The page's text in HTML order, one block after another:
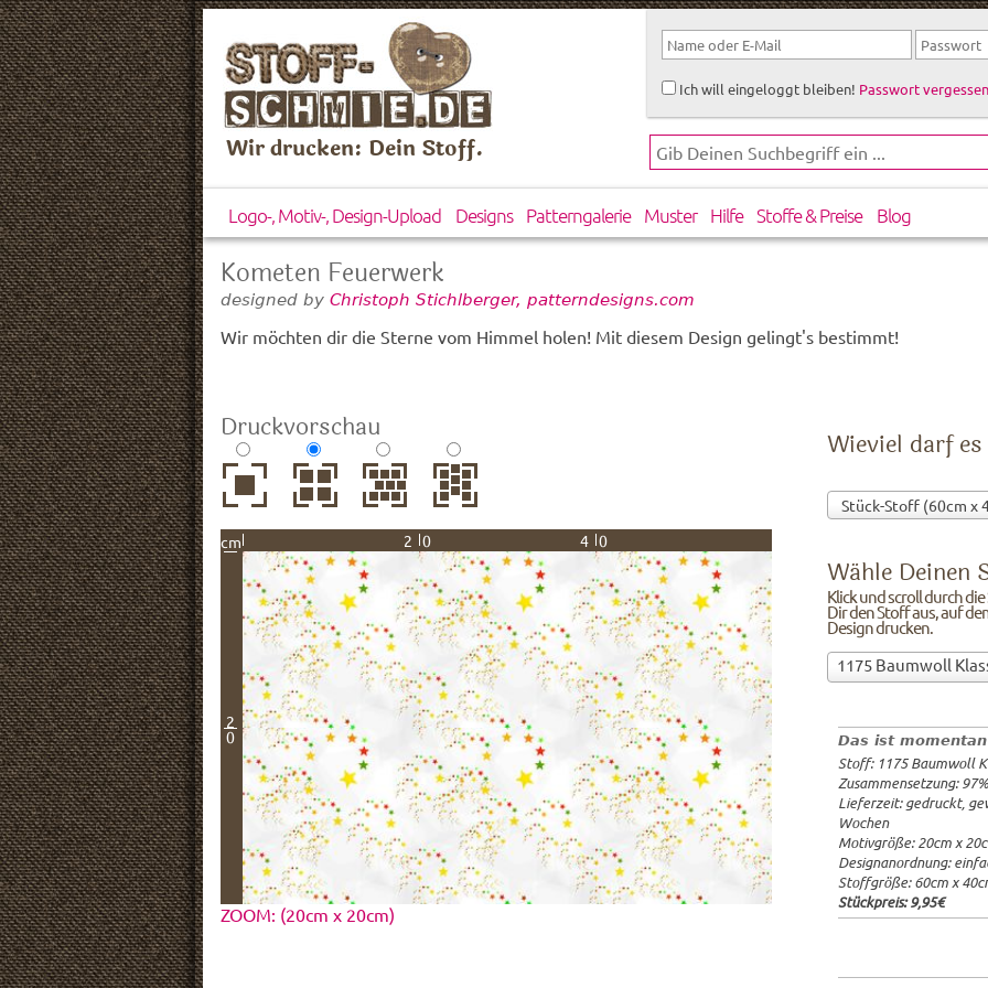
Wir drucken: Dein Stoff.
Ich will eingeloggt bleiben! Passwort
Logo-, Motiv-, Design-Upload Designs Patterngalerie Muster Hilfe Stoffe & Preise Blog
Kometen Feuerwerk
designed by Christoph Stichlberger, patterndesigns.com
Wir möchten dir die Sterne vom Himmel holen! Mit diesem Design gelingt's bestimmt!
Das ist
Stoff: 1175 Baumwoll
Zusammensetzung:
Lieferzeit: gedruckt,
Wochen
Motivgröße: 20cm x
Designanordnung:
Stoffgröße: 60cm x
Stückpreis:9,95€
Druckvorschau
cm 20 40
2
0
ZOOM: (20cm x 20cm)
Wieviel darf es
Wähle Deinen
Klick und scroll durch
Dir den Stoff aus, auf
Design drucken.
1175 Baumwoll
Gewicht:
Lieferzeit:
20x20cm:
60x40cm:
ab 1m:
ab 10m:
ab 50m:
Wähle
Deinen
und
scroll
durch
die
Stoffübersicht
und
suche
Dir
den
Stoff
dem